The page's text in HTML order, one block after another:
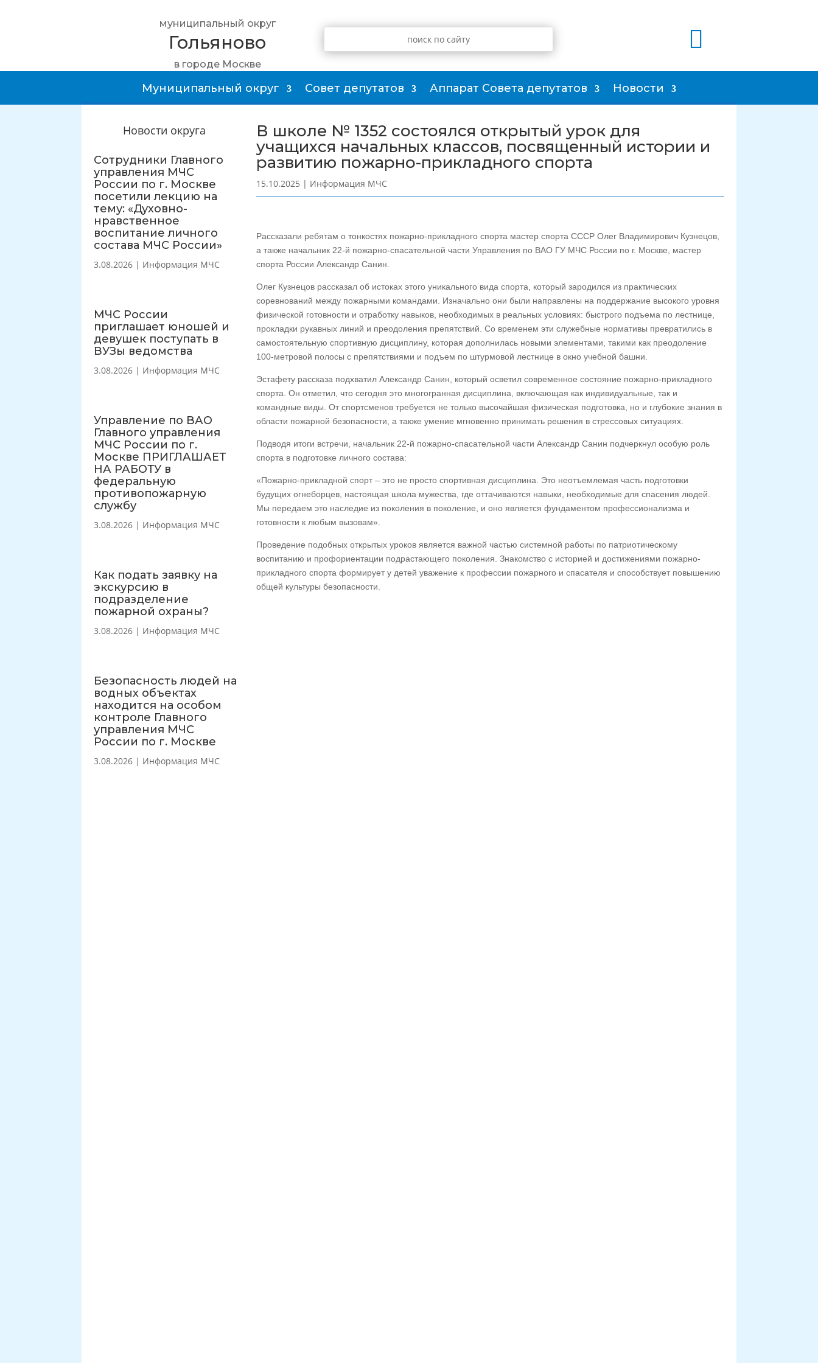
муниципальный округ
Гольяново
в городе Москве

Муниципальный округ Совет депутатов Аппарат Совета депутатов Новости
Новости округа
Сотрудники Главного
управления МЧС
России по г. Москве
посетили лекцию на
тему: «Духовно-
нравственное
воспитание личного
состава МЧС России»
3.08.2026 | Информация МЧС
МЧС России
приглашает юношей и
девушек поступать в
ВУЗы ведомства
3.08.2026 | Информация МЧС
Управление по ВАО
Главного управления
МЧС России по г.
Москве ПРИГЛАШАЕТ
НА РАБОТУ в
федеральную
противопожарную
службу
3.08.2026 | Информация МЧС
Как подать заявку на
экскурсию в
подразделение
пожарной охраны?
3.08.2026 | Информация МЧС
Безопасность людей на
водных объектах
находится на особом
контроле Главного
управления МЧС
России по г. Москве
3.08.2026 | Информация МЧС
В школе № 1352 состоялся открытый урок для
учащихся начальных классов, посвященный истории и
развитию пожарно-прикладного спорта
15.10.2025 | Информация МЧС
Рассказали ребятам о тонкостях пожарно-прикладного спорта мастер спорта СССР Олег Владимирович Кузнецов,
а также начальник 22-й пожарно-спасательной части Управления по ВАО ГУ МЧС России по г. Москве, мастер
спорта России Александр Санин.
Олег Кузнецов рассказал об истоках этого уникального вида спорта, который зародился из практических
соревнований между пожарными командами. Изначально они были направлены на поддержание высокого уровня
физической готовности и отработку навыков, необходимых в реальных условиях: быстрого подъема по лестнице,
прокладки рукавных линий и преодоления препятствий. Со временем эти служебные нормативы превратились в
самостоятельную спортивную дисциплину, которая дополнилась новыми элементами, такими как преодоление
100-метровой полосы с препятствиями и подъем по штурмовой лестнице в окно учебной башни.
Эстафету рассказа подхватил Александр Санин, который осветил современное состояние пожарно-прикладного
спорта. Он отметил, что сегодня это многогранная дисциплина, включающая как индивидуальные, так и
командные виды. От спортсменов требуется не только высочайшая физическая подготовка, но и глубокие знания в
области пожарной безопасности, а также умение мгновенно принимать решения в стрессовых ситуациях.
Подводя итоги встречи, начальник 22-й пожарно-спасательной части Александр Санин подчеркнул особую роль
спорта в подготовке личного состава:
«Пожарно-прикладной спорт – это не просто спортивная дисциплина. Это неотъемлемая часть подготовки
будущих огнеборцев, настоящая школа мужества, где оттачиваются навыки, необходимые для спасения людей.
Мы передаем это наследие из поколения в поколение, и оно является фундаментом профессионализма и
готовности к любым вызовам».
Проведение подобных открытых уроков является важной частью системной работы по патриотическому
воспитанию и профориентации подрастающего поколения. Знакомство с историей и достижениями пожарно-
прикладного спорта формирует у детей уважение к профессии пожарного и спасателя и способствует повышению
общей культуры безопасности.